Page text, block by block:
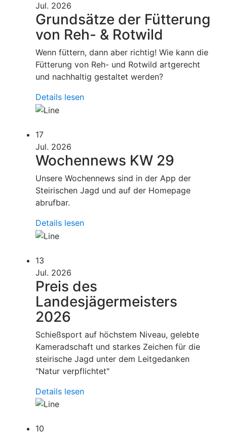
Jul. 2026
Grundsätze der Fütterung
von Reh- & Rotwild
Wenn füttern, dann aber richtig! Wie kann die
Fütterung von Reh- und Rotwild artgerecht
und nachhaltig gestaltet werden?
Details lesen
17
Jul. 2026
Wochennews KW 29
Unsere Wochennews sind in der App der
Steirischen Jagd und auf der Homepage
abrufbar.
Details lesen
13
Jul. 2026
Preis des
Landesjägermeisters
2026
Schießsport auf höchstem Niveau, gelebte
Kameradschaft und starkes Zeichen für die
steirische Jagd unter dem Leitgedanken
"Natur verpflichtet"
Details lesen
10